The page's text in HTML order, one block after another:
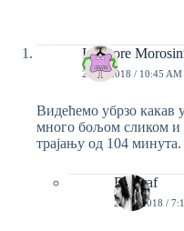
Ispettore
21/05/2018 / 10:45 AM
Видећемо убрзо какав
много бољом сликом и
трајању од 104 минута.
Biograf
21/05/2018 /